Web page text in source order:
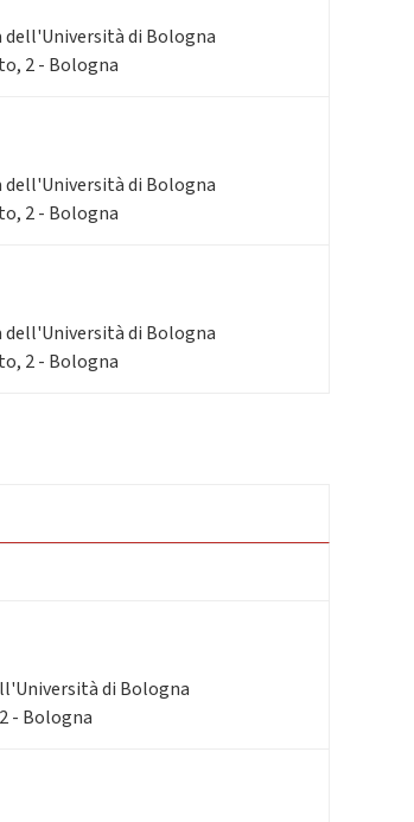
dell'Università di Bologna
2 - Bologna
dell'Università di Bologna
2 - Bologna
dell'Università di Bologna
2 - Bologna
di Bologna
- Bologna